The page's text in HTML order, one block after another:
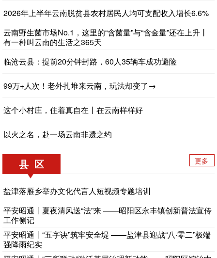
2026年上半年云南脱贫县农村居民人均可支配收入增长6.6%
云南野生菌市场No.1，这里的“含菌量”与“含金量”还在上升丨
有一种叫云南的生活之365天
临沧云县：提前20分钟封路，60人35辆车成功避险
99万+人次！老外扎堆来云南，玩法却变了→
这个小村庄，住着真自在丨在云南样样好
以火之名，赴一场云南非遗之约
县 区 更多
盐津落雁乡举办文化代言人短视频专题培训
平安昭通丨夏夜清风送“法”来 ——昭阳区永丰镇创新普法宣传
工作侧记
平安昭通丨“五字诀”筑牢安全堤 ——盐津县迎战“八·零二”极端
强降雨纪实